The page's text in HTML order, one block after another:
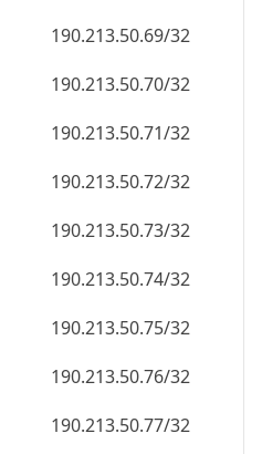
190.213.50.69/32
190.213.50.70/32
190.213.50.71/32
190.213.50.72/32
190.213.50.73/32
190.213.50.74/32
190.213.50.75/32
190.213.50.76/32
190.213.50.77/32